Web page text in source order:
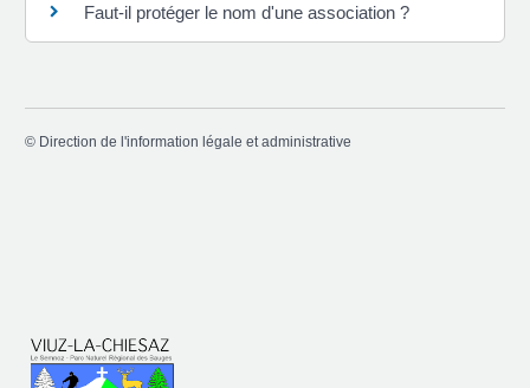
Faut-il protéger le nom d'une association ?
© Direction de l'information légale et administrative